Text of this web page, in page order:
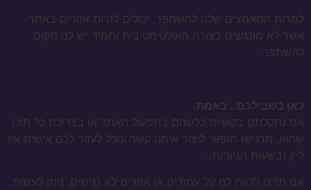
למרות המאמצים שלנו להשתפר, יכולים להיות אזורים באתר
אשר לא מונגשים בצורה האולטימטיבית ותמיד יש לנו מקום
להשתפר.
כאן בשבילכם.. באמת.
אם נתקלתם בקשיים כלשהם בתפעול האתר או בצריכת כל תוכן
שהוא, תרגישו חופשי ליצור איתנו קשר ונוכל לעזור לכם אישית און
ליין (בשעות הגיוניות).
אם תרצו לדווח לנו על עמודים או אזורים לא נגישים, ניתן לעשות